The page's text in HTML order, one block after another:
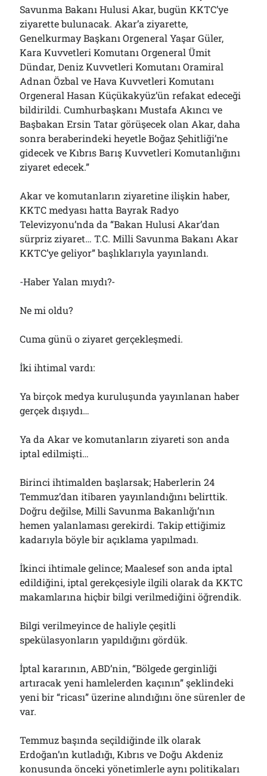
Savunma Bakanı Hulusi Akar, bugün KKTC’ye
ziyarette bulunacak. Akar’a ziyarette,
Genelkurmay Başkanı Orgeneral Yaşar Güler,
Kara Kuvvetleri Komutanı Orgeneral Ümit
Dündar, Deniz Kuvvetleri Komutanı Oramiral
Adnan Özbal ve Hava Kuvvetleri Komutanı
Orgeneral Hasan Küçükakyüz’ün refakat edeceği
bildirildi. Cumhurbaşkanı Mustafa Akıncı ve
Başbakan Ersin Tatar görüşecek olan Akar, daha
sonra beraberindeki heyetle Boğaz Şehitliği’ne
gidecek ve Kıbrıs Barış Kuvvetleri Komutanlığını
ziyaret edecek.”
Akar ve komutanların ziyaretine ilişkin haber,
KKTC medyası hatta Bayrak Radyo
Televizyonu’nda da “Bakan Hulusi Akar’dan
sürpriz ziyaret… T.C. Milli Savunma Bakanı Akar
KKTC’ye geliyor” başlıklarıyla yayınlandı.
-Haber Yalan mıydı?-
Ne mi oldu?
Cuma günü o ziyaret gerçekleşmedi.
İki ihtimal vardı:
Ya birçok medya kuruluşunda yayınlanan haber
gerçek dışıydı…
Ya da Akar ve komutanların ziyareti son anda
iptal edilmişti…
Birinci ihtimalden başlarsak; Haberlerin 24
Temmuz’dan itibaren yayınlandığını belirttik.
Doğru değilse, Milli Savunma Bakanlığı’nın
hemen yalanlaması gerekirdi. Takip ettiğimiz
kadarıyla böyle bir açıklama yapılmadı.
İkinci ihtimale gelince; Maalesef son anda iptal
edildiğini, iptal gerekçesiyle ilgili olarak da KKTC
makamlarına hiçbir bilgi verilmediğini öğrendik.
Bilgi verilmeyince de haliyle çeşitli
spekülasyonların yapıldığını gördük.
İptal kararının, ABD’nin, “Bölgede gerginliği
artıracak yeni hamlelerden kaçının” şeklindeki
yeni bir “ricası” üzerine alındığını öne sürenler de
var.
Temmuz başında seçildiğinde ilk olarak
Erdoğan’ın kutladığı, Kıbrıs ve Doğu Akdeniz
konusunda önceki yönetimlerle aynı politikaları